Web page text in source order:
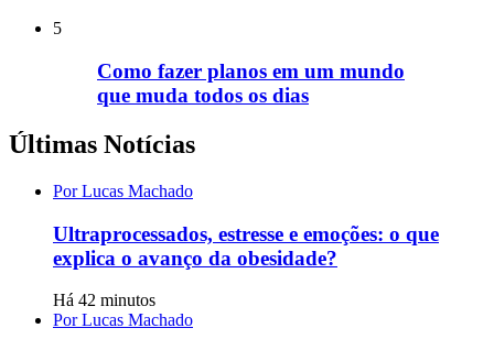
5
Como fazer planos em um mundo
que muda todos os dias
Últimas Notícias
Por Lucas Machado
Ultraprocessados, estresse e emoções: o que
explica o avanço da obesidade?
Há 42 minutos
Por Lucas Machado